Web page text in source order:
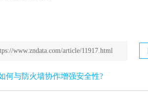
www.zndata.com/article/11917.html
何与防火墙协作增强安全性?